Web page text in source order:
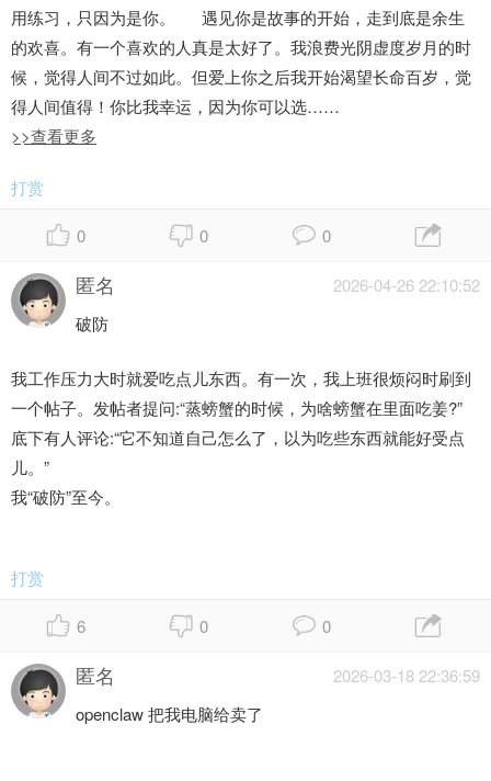
用练习，只因为是你。 遇见你是故事的开始，走到底是余生
的欢喜。有一个喜欢的人真是太好了。我浪费光阴虚度岁月的时
候，觉得人间不过如此。但爱上你之后我开始渴望长命百岁，觉
得人间值得！你比我幸运，因为你可以选……
>>查看更多
打赏
0 0 0
匿名
2026-04-26 22:10:52
破防
我工作压力大时就爱吃点儿东西。有一次，我上班很烦闷时刷到
一个帖子。发帖者提问:“蒸螃蟹的时候，为啥螃蟹在里面吃姜?”
底下有人评论:“它不知道自己怎么了，以为吃些东西就能好受点
儿。”
我“破防”至今。
打赏
6 0 0
匿名
2026-03-18 22:36:59
openclaw 把我电脑给卖了